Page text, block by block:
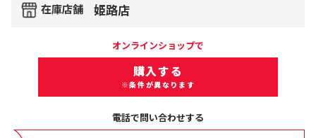
在庫店舗 姫路店
オンラインショップで
購入する
※条件が異なります
電話で問い合わせする